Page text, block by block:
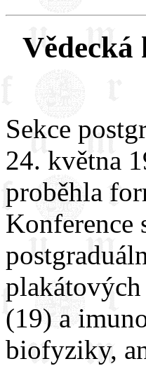
Sekce
24. května
proběhla
Konference
(19) a
biofyziky,